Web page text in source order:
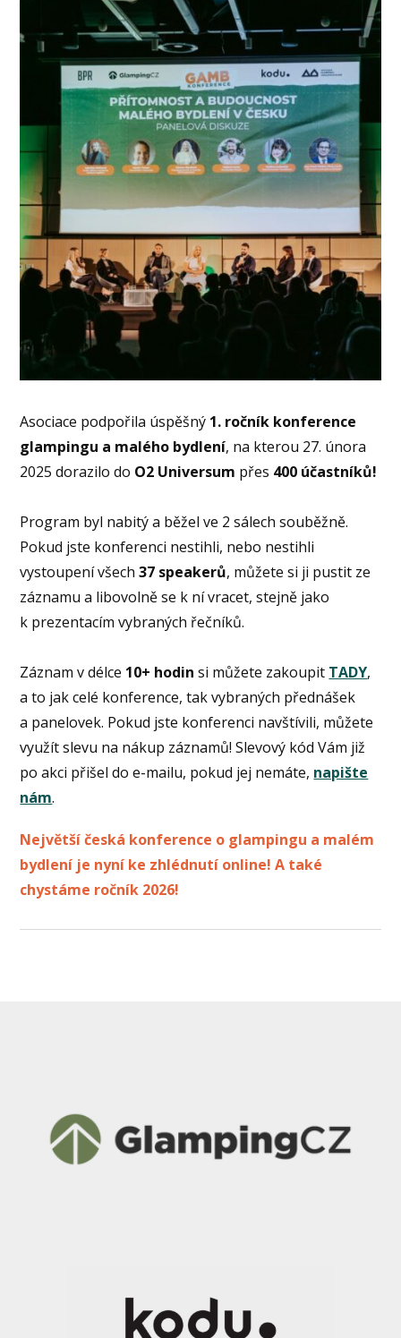
Asociace podpořila úspěšný 1. ročník konference
glampingu a malého bydlení, na kterou 27. února
2025 dorazilo do O2 Universum přes 400 účastníků!
Program byl nabitý a běžel ve 2 sálech souběžně.
Pokud jste konferenci nestihli, nebo nestihli
vystoupení všech37 speakerů, můžete si ji pustit ze
záznamu a libovolně se k ní vracet, stejně jako
k prezentacím vybraných řečníků.
Záznam v délce 10+ hodin si můžete zakoupit TADY,
a to jak celé konference, tak vybraných přednášek
a panelovek. Pokud jste konferenci navštívili, můžete
využít slevu na nákup záznamů! Slevový kód Vám již
po akci přišel do e-mailu, pokud jej nemáte, napište
nám.
Největší česká konference o glampingu a malém
bydlení je nyní ke zhlédnutí online! A také
chystáme ročník 2026!